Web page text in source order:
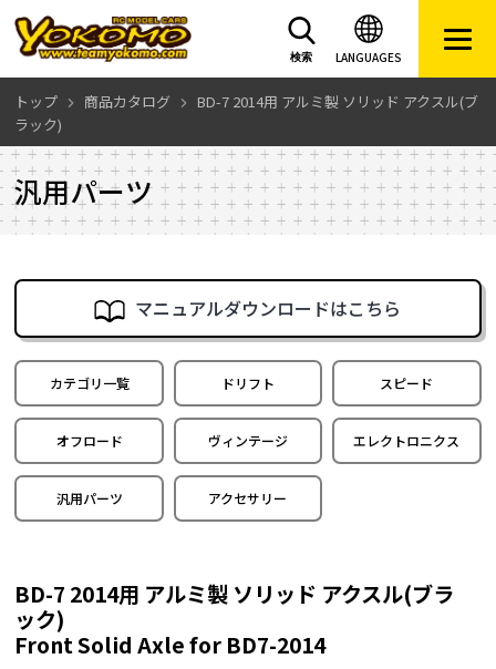
LANGUAGES
検索
トップ 商品カタログ
BD-7 2014用 アルミ製 ソリッド アクスル(ブ
ラック)
汎用パーツ
マニュアルダウンロードはこちら
カテゴリ一覧 ドリフト スピード
オフロード ヴィンテージ エレクトロニクス
汎用パーツ アクセサリー
BD-7 2014用 アルミ製 ソリッド アクスル(ブラ
ック)
Front Solid Axle for BD7-2014